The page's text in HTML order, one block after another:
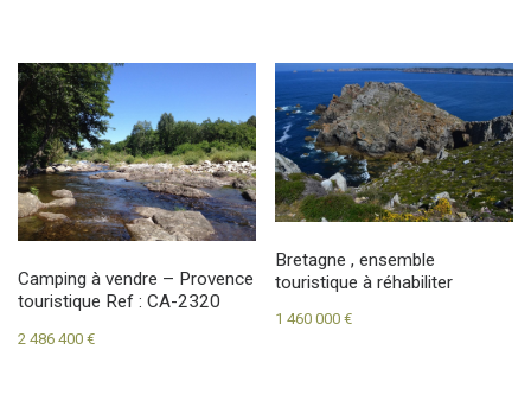
Camping à vendre – Provence
touristique Ref : CA-2320
2 486 400 €
Bretagne , ensemble
touristique à réhabiliter
1 460 000€